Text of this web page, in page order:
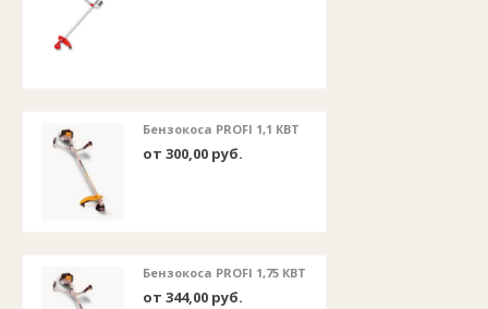
Бензокоса PROFI 1,1 КВТ
от 300,00 руб.
Бензокоса PROFI 1,75 КВТ
от 344,00 руб.